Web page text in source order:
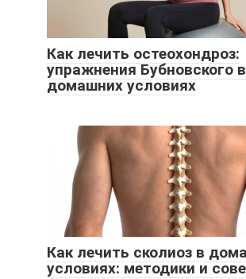
Как лечить остеохондроз:
упражнения Бубновского в
домашних условиях
Как лечить сколиоз в
условиях: методики и